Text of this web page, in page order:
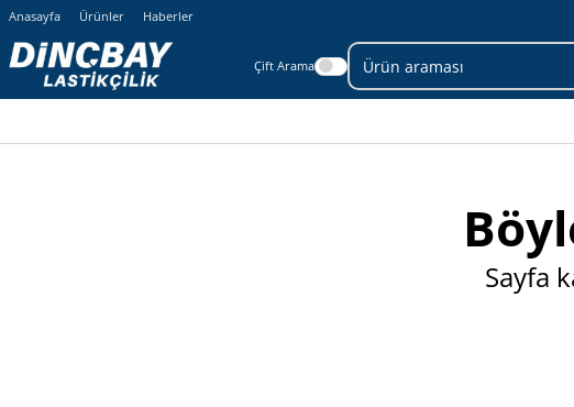
Anasayfa Ürünler Haberler
Çift Arama
Sayfa